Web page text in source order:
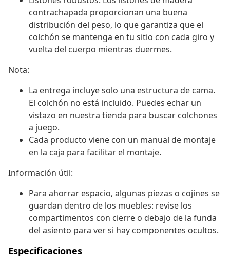
contrachapada proporcionan una buena
distribución del peso, lo que garantiza que el
colchón se mantenga en tu sitio con cada giro y
vuelta del cuerpo mientras duermes.
Nota:
La entrega incluye solo una estructura de cama.
El colchón no está incluido. Puedes echar un
vistazo en nuestra tienda para buscar colchones
a juego.
Cada producto viene con un manual de montaje
en la caja para facilitar el montaje.
Información útil:
Para ahorrar espacio, algunas piezas o cojines se
guardan dentro de los muebles: revise los
compartimentos con cierre o debajo de la funda
del asiento para ver si hay componentes ocultos.
Especificaciones